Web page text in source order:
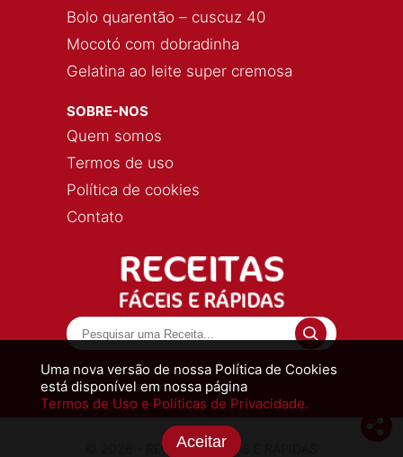
Uma nova versão de nossa Política de Cookies
está disponível em nossa página
Termos de Uso e Políticas de Privacidade.
Aceitar
Bolo quarentão – cuscuz 40
Mocotó com dobradinha
Gelatina ao leite super cremosa
SOBRE-NOS
Quem somos
Termos de uso
Política de cookies
Contato
© 2026 - RECEITAS FÁCEIS E RÁPIDAS